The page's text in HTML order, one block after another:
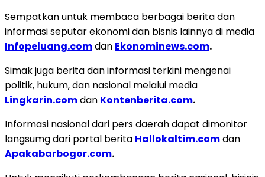
Sempatkan untuk membaca berbagai berita dan
informasi seputar ekonomi dan bisnis lainnya di media
Infopeluang.comdan Ekonominews.com.
Simak juga berita dan informasi terkini mengenai
politik, hukum, dan nasional melalui media
Lingkarin.comdan Kontenberita.com.
Informasi nasional dari pers daerah dapat dimonitor
langsumg dari portal berita Hallokaltim.comdan
Apakabarbogor.com.